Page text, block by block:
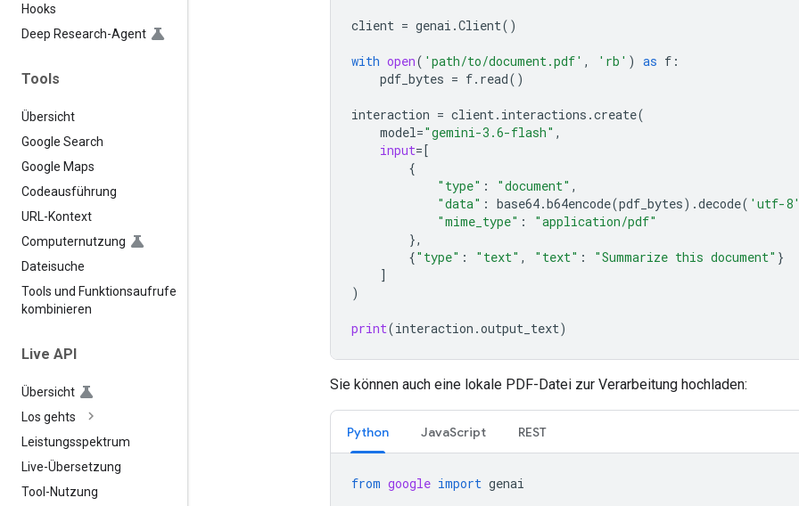
Hooks
Deep Research-Agent
Tools
Übersicht
Google Search
Google Maps
Codeausführung
URL-Kontext
Computernutzung
Dateisuche
Tools und Funktionsaufrufe
kombinieren
Live API
Übersicht
Los gehts
Leistungsspektrum
Live-Übersetzung
Tool-Nutzung
client = genai .Client()
with open( 'path/to/document.pdf' , 'rb' ) as f :
pdf_bytes = f. read()
interaction = client. interactions .create(
model="gemini-3.6-flash" ,
input=[
{
"type" : "document" ,
"data" : base64.b64encode(pdf_bytes) .decode( 'utf-
"mime_type" :
"application/pdf"
},
{"type" : "text" , "text" : "Summarize this document" }
]
)
print(interaction .output_text)
Sie können auch eine lokale PDF-Datei zur Verarbeitung hochladen:
Python JavaScript REST
from google import genai